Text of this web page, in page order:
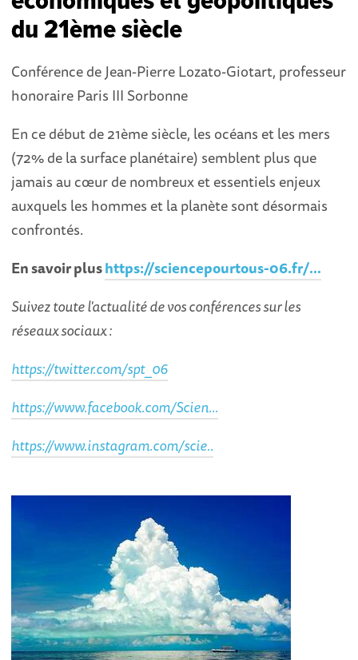
du 21ème siècle
Conférence de Jean-Pierre Lozato-Giotart, professeur
honoraire Paris III Sorbonne
En ce début de 21ème siècle, les océans et les mers
(72% de la surface planétaire) semblent plus que
jamais au cœur de nombreux et essentiels enjeux
auxquels les hommes et la planète sont désormais
confrontés.
En savoir plushttps://sciencepourtous-06.fr/...
Suivez toute l'actualité de vos conférences sur les
réseaux sociaux :
https://twitter.com/spt_06
https://www.facebook.com/Scien...
https://www.instagram.com/scie..